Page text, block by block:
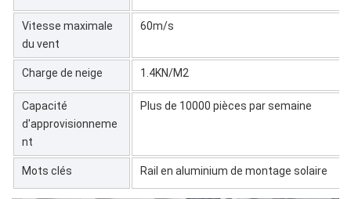
Vitesse maximale
du vent
60m/s
Charge de neige 1.4KN/M2
Capacité
d'approvisionneme
nt
Plus de 10000 pièces par semaine
Mots clés Rail en aluminium de montage solaire